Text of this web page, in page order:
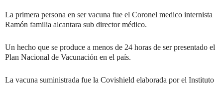
La primera persona en ser vacuna fue el Coronel medico internista
Ramón familia alcantara sub director médico.
Un hecho que se produce a menos de 24 horas de ser presentado el
Plan Nacional de Vacunación en el país.
La vacuna suministrada fue la Covishield elaborada por el Instituto